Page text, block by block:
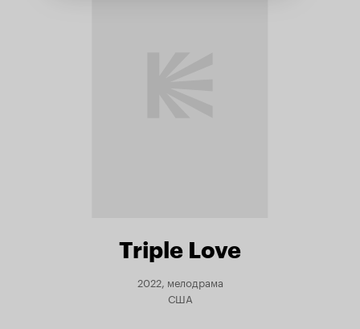
Triple Love
2022, мелодрама
США